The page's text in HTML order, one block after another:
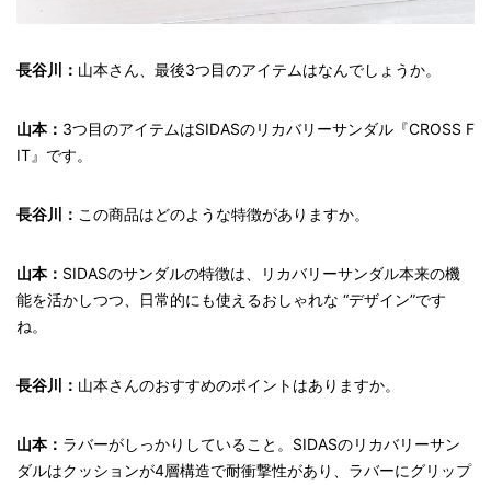
長谷川： 山本さん、最後3つ目のアイテムはなんでしょうか。
山本： 3つ目のアイテムはSIDASのリカバリーサンダル『CROSS F
IT』です。
長谷川： この商品はどのような特徴がありますか。
山本： SIDASのサンダルの特徴は、リカバリーサンダル本来の機
能を活かしつつ、日常的にも使えるおしゃれな “デザイン”です
ね。
長谷川： 山本さんのおすすめのポイントはありますか。
山本： ラバーがしっかりしていること。SIDASのリカバリーサン
ダルはクッションが4層構造で耐衝撃性があり、ラバーにグリップ